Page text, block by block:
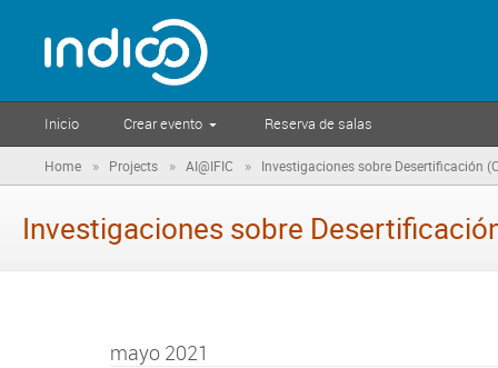
Inicio Crear evento Reserva de salas
Home » Projects » AI@IFIC » Investigaciones sobre Desertificación
Investigaciones sobre
mayo 2021